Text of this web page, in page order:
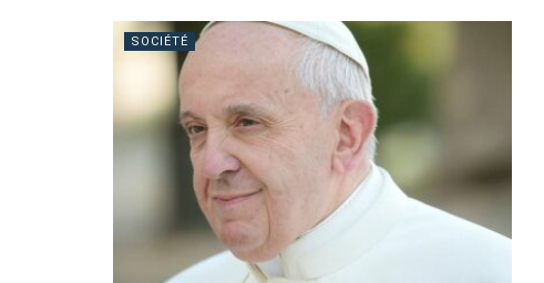
SOCIÉTÉ